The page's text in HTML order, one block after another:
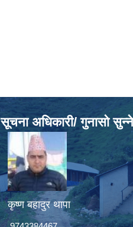
सूचना अधिकारी/ गुनासो
कृष्ण बहादुर थापा